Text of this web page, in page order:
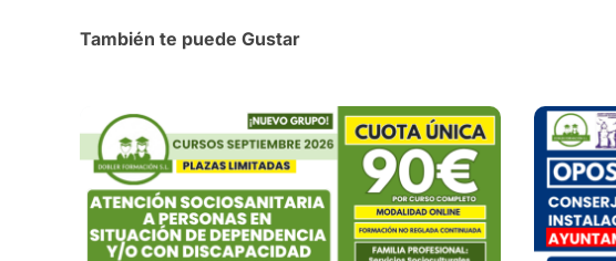
También te puede Gustar